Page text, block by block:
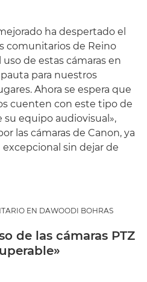
ha despertado el
comunitarios de Reino
de estas cámaras en
para nuestros
Ahora se espera que
cuenten con este tipo de
su equipo audiovisual»,
las cámaras de Canon, ya
sin dejar de
EN DAWOODI BOHRAS
de las cámaras PTZ